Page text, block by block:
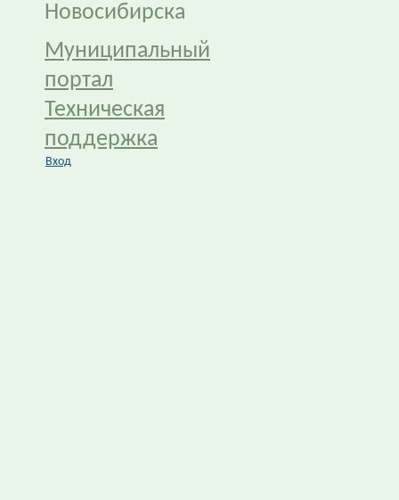
Новосибирска
Муниципальный
портал
Техническая
поддержка
Вход